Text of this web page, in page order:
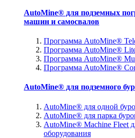
AutoMine® для подземных
машин и самосвалов
Программа AutoMine®
Программа AutoMine®
Программа AutoMine®
Программа AutoMine®
AutoMine® для подземного
AutoMine® для одной
AutoMine® для парка
AutoMine® Machine Fleet
оборудования